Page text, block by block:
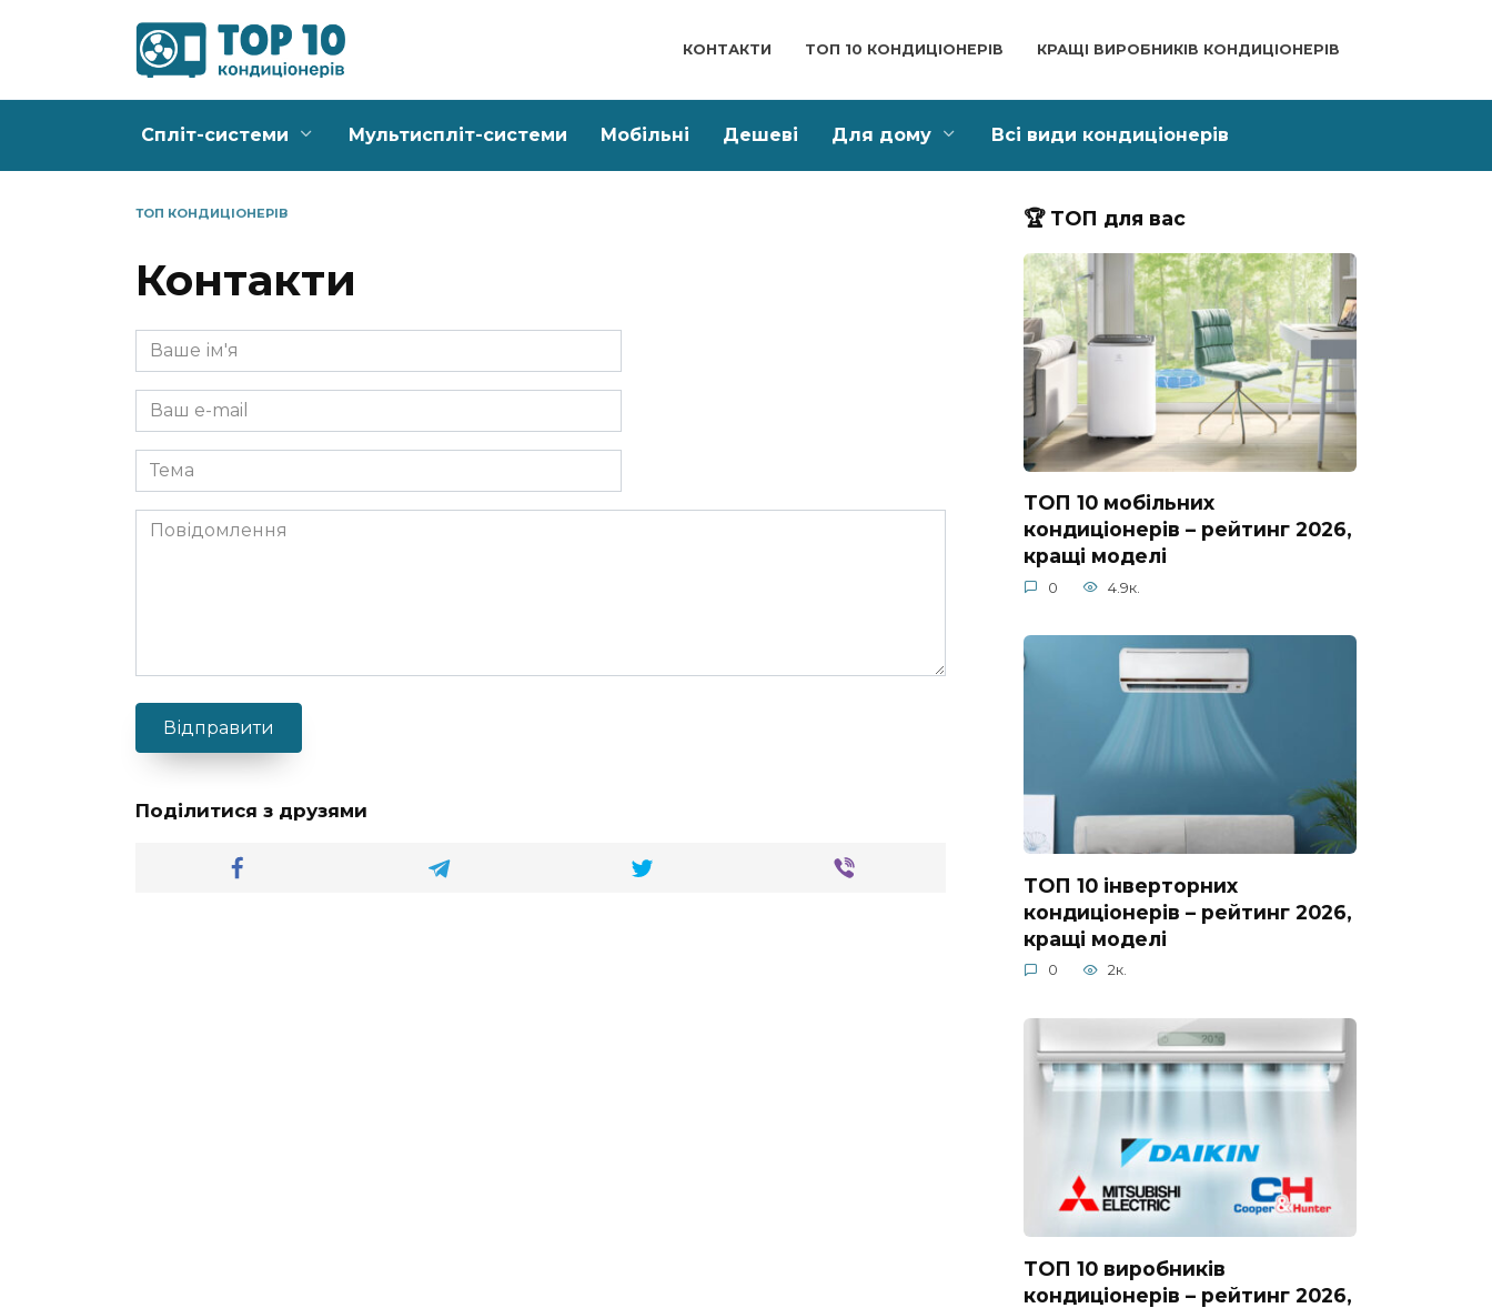
КОНТАКТИ ТОП 10 КОНДИЦІОНЕРІВ КРАЩІ ВИРОБНИКІВ КОНДИЦІОНЕРІВ
Спліт-системи Мультиспліт-системи Мобільні Дешеві Для дому Всі види кондиціонерів
ТОП КОНДИЦІОНЕРІВ
Контакти
Відправити
Поділитися з друзями
🏆 ТОП для вас
ТОП 10 мобільних
кондиціонерів – рейтинг 2026,
кращі моделі
0 4.9к.
ТОП 10 інверторних
кондиціонерів – рейтинг 2026,
кращі моделі
0 2к.
ТОП 10 виробників
кондиціонерів – рейтинг 2026,